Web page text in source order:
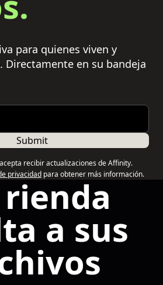
para quienes viven y
Directamente en su bandeja
Submit
recibir actualizaciones de Affinity.
privacidad para obtener más información.
rienda
a sus